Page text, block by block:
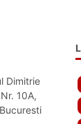
Dimitrie
10A,